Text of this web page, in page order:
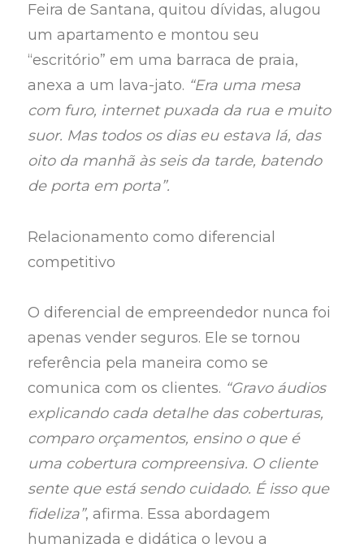
Feira de Santana, quitou dívidas, alugou
um apartamento e montou seu
“escritório” em uma barraca de praia,
anexa a um lava-jato. “Era uma mesa
com furo, internet puxada da rua e muito
suor. Mas todos os dias eu estava lá, das
oito da manhã às seis da tarde, batendo
de porta em porta”.
Relacionamento como diferencial
competitivo
O diferencial de empreendedor nunca foi
apenas vender seguros. Ele se tornou
referência pela maneira como se
comunica com os clientes. “Gravo áudios
explicando cada detalhe das coberturas,
comparo orçamentos, ensino o que é
uma cobertura compreensiva. O cliente
sente que está sendo cuidado. É isso que
fideliza”, afirma. Essa abordagem
humanizada e didática o levou a